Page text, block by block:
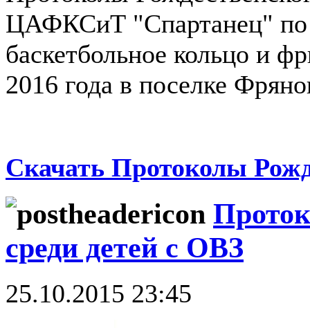
ЦАФКСиТ "Спартанец" по
баскетбольное кольцо и
2016 года в поселке
Скачать Протоколы
среди детей с ОВЗ
25.10.2015 23:45